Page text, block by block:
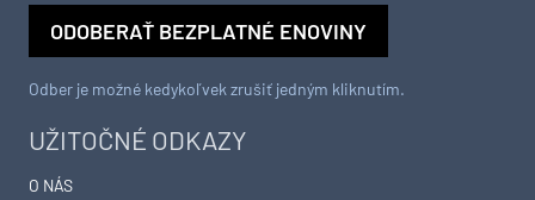
UŽITOČNÉ ODKAZY
O NÁS
ODOBERAŤ BEZPLATNÉ ENOVINY
Odber je možné kedykoľvek zrušiť jedným kliknutím.